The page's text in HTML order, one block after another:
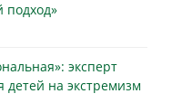
подход»
эксперт
на экстремизм